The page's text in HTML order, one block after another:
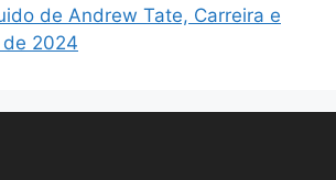
de Andrew Tate, Carreira e
2024